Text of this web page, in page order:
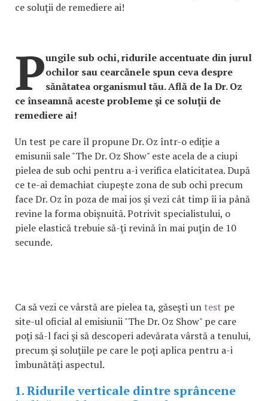
ce soluţii de remediere ai!
Pungile sub ochi, ridurile accentuate din jurul
ochilor sau cearcănele spun ceva despre
sănătatea organismul tău. Află de la Dr. Oz
ce înseamnă aceste probleme şi ce soluţii de
remediere ai!
Un test pe care îl propune Dr. Oz într-o ediţie a
emisunii sale "The Dr. Oz Show" este acela de a ciupi
pielea de sub ochi pentru a-i verifica elaticitatea. După
ce te-ai demachiat ciupeşte zona de sub ochi precum
face Dr. Oz în poza de mai jos şi vezi cât timp îi ia până
revine la forma obişnuită. Potrivit specialistului, o
piele elastică trebuie să-ţi revină în mai puţin de 10
secunde.
Ca să vezi ce vârstă are pielea ta, găseşti un test pe
site-ul oficial al emisiunii "The Dr. Oz Show" pe care
poţi să-l faci şi să descoperi adevărata vârstă a tenului,
precum şi soluţiile pe care le poţi aplica pentru a-i
îmbunătăţi aspectul.
1. Ridurile verticale dintre sprâncene